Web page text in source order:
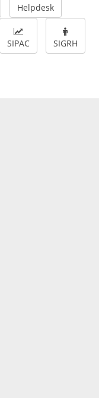
Helpdesk
SIPAC SIGRH